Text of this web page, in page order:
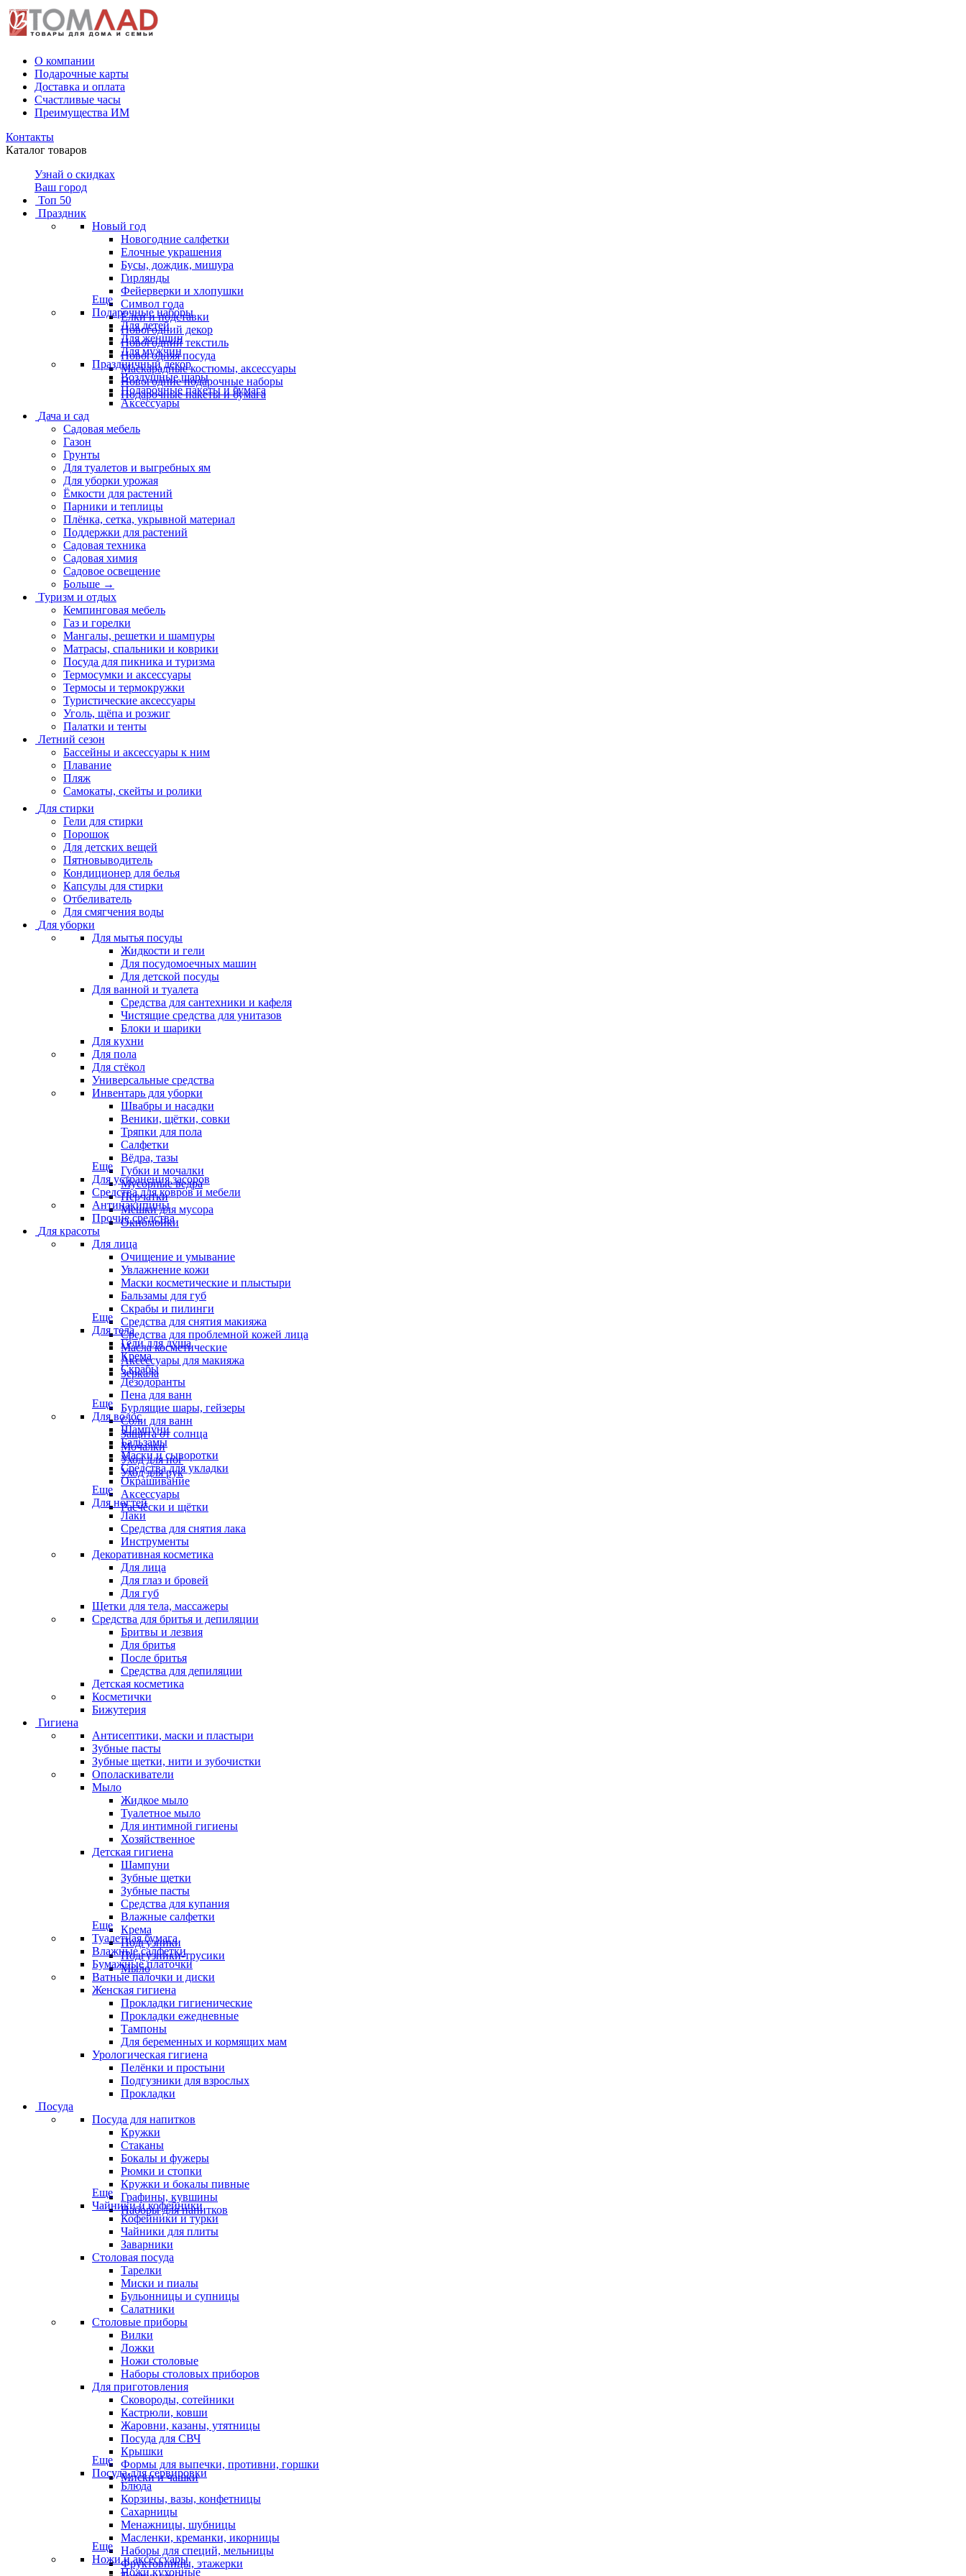
О компании
Подарочные карты
Доставка и оплата
Счастливые часы
Преимущества ИМ
Контакты
Каталог товаров
Узнай о скидках
Ваш город
Топ 50
Праздник
Новый год
Новогодние салфетки
Елочные украшения
Бусы, дождик, мишура
Гирлянды
Фейерверки и хлопушки
Символ года
Ёлки и подставки
Новогодний декор
Новогодний текстиль
Новогодняя посуда
Маскарадные костюмы, аксессуары
Новогодние подарочные наборы
Подарочные пакеты и бумага
Еще
Подарочные наборы
Для детей
Для женщин
Для мужчин
Праздничный декор
Воздушные шары
Подарочные пакеты и бумага
Аксессуары
Дача и сад
Садовая мебель
Газон
Грунты
Для туалетов и выгребных ям
Для уборки урожая
Ёмкости для растений
Парники и теплицы
Плёнка, сетка, укрывной материал
Поддержки для растений
Садовая техника
Садовая химия
Садовое освещение
Больше →
Туризм и отдых
Кемпинговая мебель
Газ и горелки
Мангалы, решетки и шампуры
Матрасы, cпальники и коврики
Посуда для пикника и туризма
Термосумки и аксессуары
Термосы и термокружки
Туристические аксессуары
Уголь, щёпа и розжиг
Палатки и тенты
Летний сезон
Бассейны и аксессуары к ним
Плавание
Пляж
Самокаты, скейты и ролики
Для стирки
Гели для стирки
Порошок
Для детских вещей
Пятновыводитель
Кондиционер для белья
Капсулы для стирки
Отбеливатель
Для смягчения воды
Для уборки
Для мытья посуды
Жидкости и гели
Для посудомоечных машин
Для детской посуды
Для ванной и туалета
Средства для сантехники и кафеля
Чистящие средства для унитазов
Блоки и шарики
Для кухни
Для пола
Для стёкол
Универсальные средства
Инвентарь для уборки
Швабры и насадки
Веники, щётки, совки
Тряпки для пола
Салфетки
Вёдра, тазы
Губки и мочалки
Мусорные ведра
Перчатки
Мешки для мусора
Окномойки
Еще
Для устранения засоров
Средства для ковров и мебели
Антинакипины
Прочие средства
Для красоты
Для лица
Очищение и умывание
Увлажнение кожи
Маски косметические и плыстыри
Бальзамы для губ
Скрабы и пилинги
Средства для снятия макияжа
Средства для проблемной кожей лица
Масла косметические
Аксессуары для макияжа
Зеркала
Еще
Для тела
Гели для душа
Крема
Скрабы
Дезодоранты
Пена для ванн
Бурлящие шары, гейзеры
Соли для ванн
Защита от солнца
Мочалки
Уход для ног
Уход для рук
Еще
Для волос
Шампуни
Бальзамы
Маски и сыворотки
Средства для укладки
Окрашивание
Аксессуары
Расчёски и щётки
Еще
Для ногтей
Лаки
Средства для снятия лака
Инструменты
Декоративная косметика
Для лица
Для глаз и бровей
Для губ
Щетки для тела, массажеры
Средства для бритья и депиляции
Бритвы и лезвия
Для бритья
После бритья
Средства для депиляции
Детская косметика
Косметички
Бижутерия
Гигиена
Антисептики, маски и пластыри
Зубные пасты
Зубные щетки, нити и зубочистки
Ополаскиватели
Мыло
Жидкое мыло
Туалетное мыло
Для интимной гигиены
Хозяйственное
Детская гигиена
Шампуни
Зубные щетки
Зубные пасты
Средства для купания
Влажные салфетки
Крема
Подгузники
Подгузники-трусики
Мыло
Еще
Туалетная бумага
Влажные салфетки
Бумажные платочки
Ватные палочки и диски
Женская гигиена
Прокладки гигиенические
Прокладки ежедневные
Тампоны
Для беременных и кормящих мам
Урологическая гигиена
Пелёнки и простыни
Подгузники для взрослых
Прокладки
Посуда
Посуда для напитков
Кружки
Стаканы
Бокалы и фужеры
Рюмки и стопки
Кружки и бокалы пивные
Графины, кувшины
Наборы для напитков
Еще
Чайники и кофейники
Кофейники и турки
Чайники для плиты
Заварники
Столовая посуда
Тарелки
Миски и пиалы
Бульонницы и супницы
Салатники
Столовые приборы
Вилки
Ложки
Ножи столовые
Наборы столовых приборов
Для приготовления
Сковороды, сотейники
Кастрюли, ковши
Жаровни, казаны, утятницы
Посуда для СВЧ
Крышки
Формы для выпечки, противни, горшки
Миски и чашки
Еще
Посуда для сервировки
Блюда
Корзины, вазы, конфетницы
Сахарницы
Менажницы, шубницы
Масленки, креманки, икорницы
Наборы для специй, мельницы
Фруктовницы, этажерки
Еще
Ножи и аксессуары
Ножи кухонные